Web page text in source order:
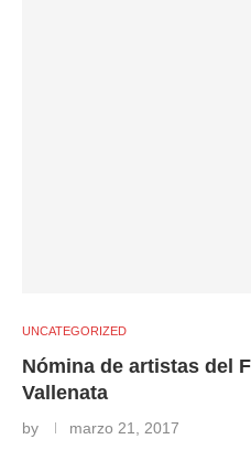
UNCATEGORIZED
Nómina de artistas del
Vallenata
by marzo 21, 2017